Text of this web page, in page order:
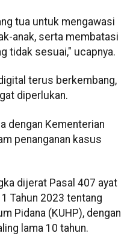
tua untuk mengawasi
anak, serta membatasi
tidak sesuai," ucapnya.
terus berkembang,
diperlukan.
dengan Kementerian
penanganan kasus
dijerat Pasal 407 ayat
Tahun 2023 tentang
Pidana (KUHP), dengan
lama 10 tahun.